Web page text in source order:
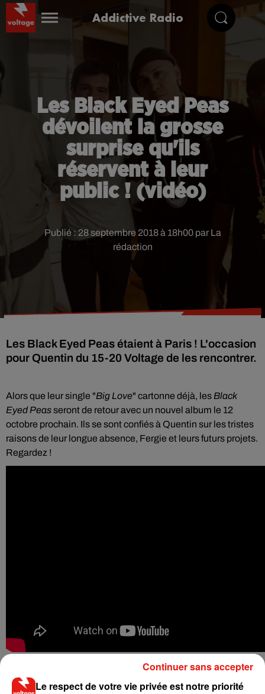
Addictive Radio
Les Black Eyed Peas
dévoilent la grosse
surprise qu'ils
réservent à leur
public ! (vidéo)
Publié : 28 septembre 2018 à 18h00 par La
rédaction
Les Black Eyed Peas étaient à Paris ! L'occasion
pour Quentin du 15-20 Voltage de les rencontrer.
Alors que leur single "Big Love" cartonne déjà, les Black
Eyed Peasseront de retour avec un nouvel album le 12
octobre prochain. Ils se sont confiés à Quentin sur les tristes
raisons de leur longue absence, Fergie et leurs futurs projets.
Regardez !
Le respect de votre vie privée est notre priorité
Continuer sans accepter